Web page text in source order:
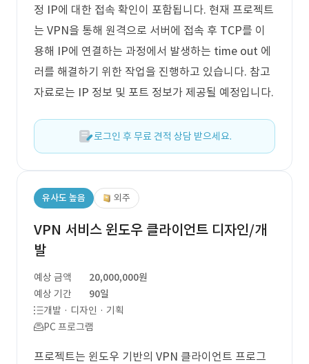
정 IP에 대한 접속 확인이 포함됩니다. 현재 프로젝트
는 VPN을 통해 원격으로 서버에 접속 후 TCP를 이
용해 IP에 연결하는 과정에서 발생하는 time out 에
러를 해결하기 위한 작업을 진행하고 있습니다. 참고
자료로는 IP 정보 및 포트 정보가 제공될 예정입니다.
로그인 후 무료 견적 상담 받으세요.
유사도 높음 외주
VPN 서비스 윈도우 클라이언트 디자인/개
발
예상 금액
20,000,000원
예상 기간
90일
개발 · 디자인 · 기획
PC 프로그램
프로젝트는 윈도우 기반의 VPN 클라이언트 프로그